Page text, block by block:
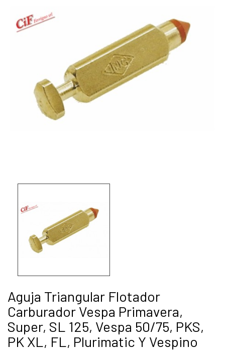
Aguja Triangular Flotador
Carburador Vespa Primavera,
Super, SL 125, Vespa 50/75, PKS,
PK XL, FL, Plurimatic Y Vespino